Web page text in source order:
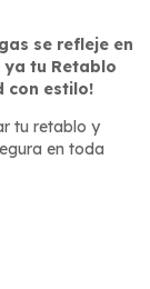
se refleje en
ya tu Retablo
con estilo!
tu retablo y
en toda